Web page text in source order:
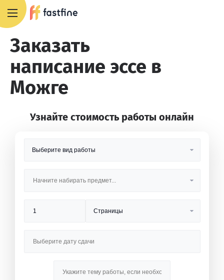
Заказать
написание эссе в
Можге
Узнайте стоимость работы онлайн